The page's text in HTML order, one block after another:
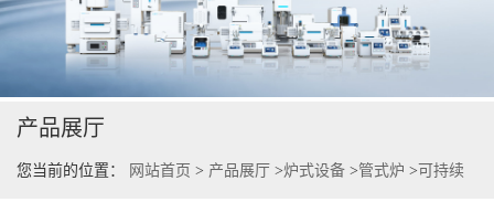
公司首页
公司介绍
公司动态
产品展厅
您当前的位置： 网站首页 > 产品展厅 >炉式设备 >管式炉 > 可持续